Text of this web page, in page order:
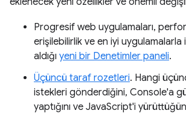
Progresif web uygulamaları,
erişilebilirlik ve en iyi
aldığı yeni bir Denetimler paneli.
Üçüncü taraf rozetleri. Hangi
istekleri gönderdiğini, Console'a
yaptığını ve JavaScript'i